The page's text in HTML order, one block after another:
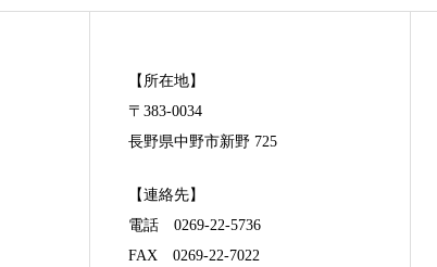
【所在地】
〒383-0034
長野県中野市新野 725
【連絡先】
電話 0269-22-5736
FAX 0269-22-7022